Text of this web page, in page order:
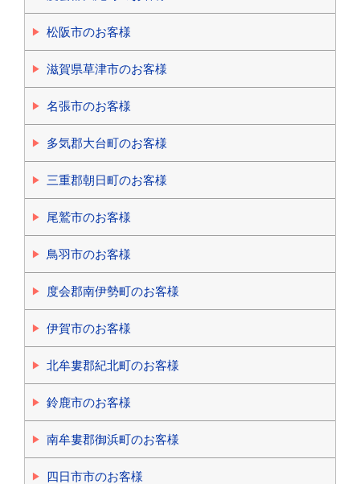
松阪市のお客様
滋賀県草津市のお客様
名張市のお客様
多気郡大台町のお客様
三重郡朝日町のお客様
尾鷲市のお客様
鳥羽市のお客様
度会郡南伊勢町のお客様
伊賀市のお客様
北牟婁郡紀北町のお客様
鈴鹿市のお客様
南牟婁郡御浜町のお客様
四日市市のお客様